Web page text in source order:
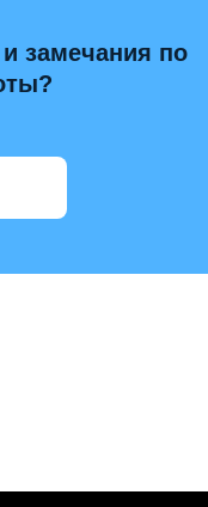
замечания по